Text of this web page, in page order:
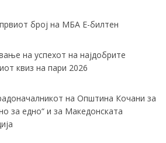
број на МБА Е-билтен
на успехот на најдобрите
квиз на пари 2026
на Општина Кочани за
за едно“ и за Македонската